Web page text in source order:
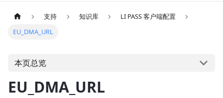
支持 知识库
LI PASS 客户端配置
EU_DMA_URL
本页总览
EU_DMA_URL